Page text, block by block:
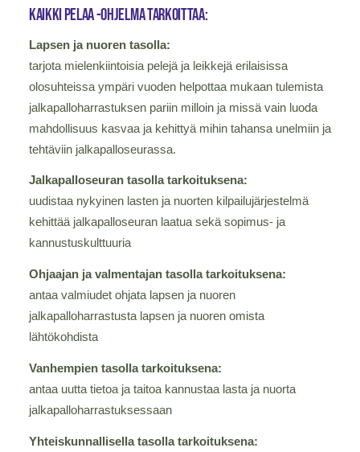
Kaikki Pelaa -ohjelma tarkoittaa:
Lapsen ja nuoren tasolla:
tarjota mielenkiintoisia pelejä ja leikkejä erilaisissa
olosuhteissa ympäri vuoden helpottaa mukaan tulemista
jalkapalloharrastuksen pariin milloin ja missä vain luoda
mahdollisuus kasvaa ja kehittyä mihin tahansa unelmiin ja
tehtäviin jalkapalloseurassa.
Jalkapalloseuran tasolla tarkoituksena:
uudistaa nykyinen lasten ja nuorten kilpailujärjestelmä
kehittää jalkapalloseuran laatua sekä sopimus- ja
kannustuskulttuuria
Ohjaajan ja valmentajan tasolla tarkoituksena:
antaa valmiudet ohjata lapsen ja nuoren
jalkapalloharrastusta lapsen ja nuoren omista
lähtökohdista
Vanhempien tasolla tarkoituksena:
antaa uutta tietoa ja taitoa kannustaa lasta ja nuorta
jalkapalloharrastuksessaan
Yhteiskunnallisella tasolla tarkoituksena: